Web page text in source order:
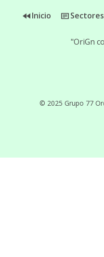
Inicio Sectores
© 2025 Grupo 77
"OriGn